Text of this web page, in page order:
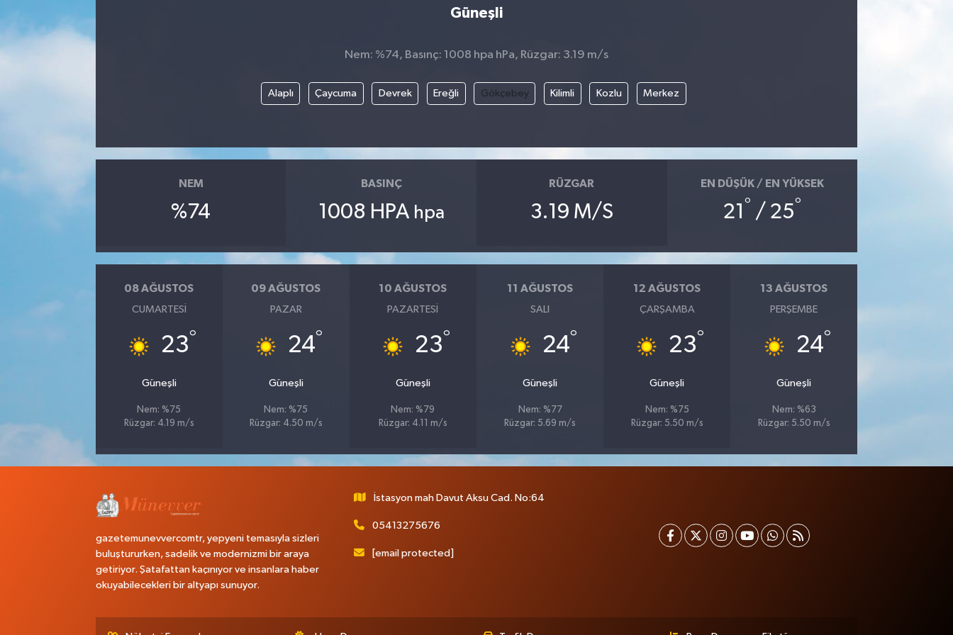
Güneşli
Nem: %74, Basınç: 1008 hpa hPa, Rüzgar: 3.19 m/s
Alaplı Çaycuma Devrek Ereğli Gökçebey Kilimli Kozlu Merkez
NEM
%74
BASINÇ
1008 HPA hpa
RÜZGAR
3.19 M/S
EN DÜŞÜK / EN YÜKSEK
21 ° / 25°
08 AĞUSTOS
CUMARTESI
23°
Güneşli
Nem: %75
Rüzgar: 4.19 m/s
09 AĞUSTOS
PAZAR
24°
Güneşli
Nem: %75
Rüzgar: 4.50 m/s
10 AĞUSTOS
PAZARTESI
23°
Güneşli
Nem: %79
Rüzgar: 4.11 m/s
11 AĞUSTOS
SALI
24°
Güneşli
Nem: %77
Rüzgar: 5.69 m/s
12 AĞUSTOS
ÇARŞAMBA
23°
Güneşli
Nem: %75
Rüzgar: 5.50 m/s
13 AĞUSTOS
PERŞEMBE
24°
Güneşli
Nem: %63
Rüzgar: 5.50 m/s
gazetemunevvercomtr, yepyeni temasıyla sizleri
buluştururken, sadelik ve modernizmi bir araya
getiriyor. Şatafattan kaçınıyor ve insanlara haber
okuyabilecekleri bir altyapı sunuyor.
İstasyon mah Davut Aksu Cad. No:64
05413275676
[email protected]